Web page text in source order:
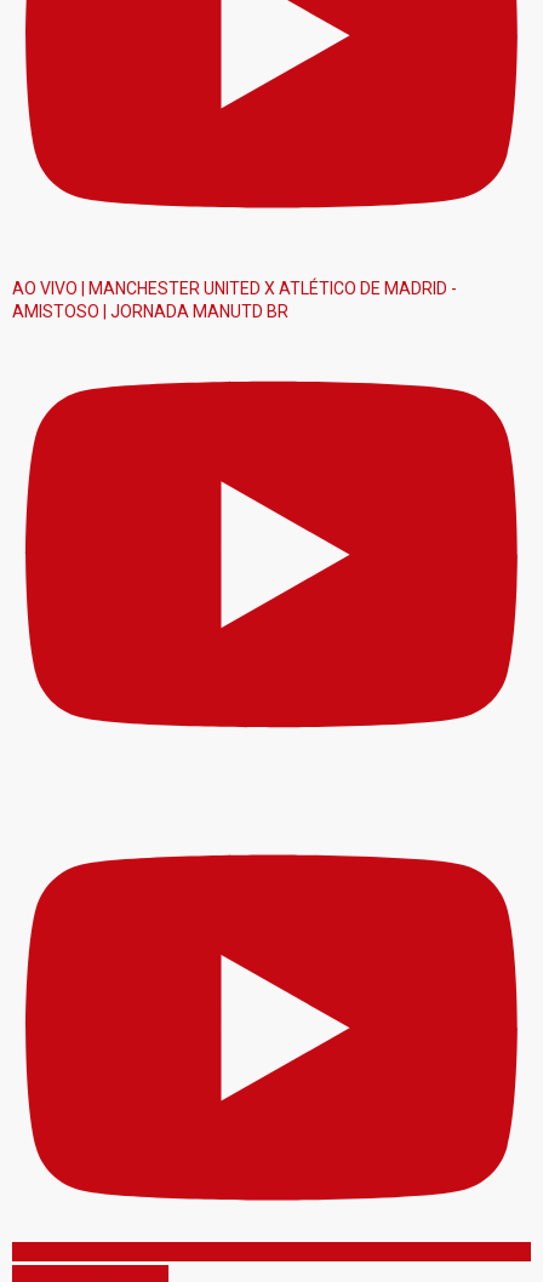
AO VIVO | MANCHESTER UNITED X ATLÉTICO DE MADRID -
AMISTOSO | JORNADA MANUTD BR